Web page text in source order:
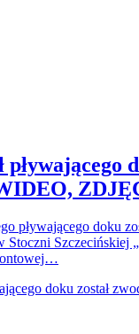
pływającego doku
Stoczni Szczecińskiej